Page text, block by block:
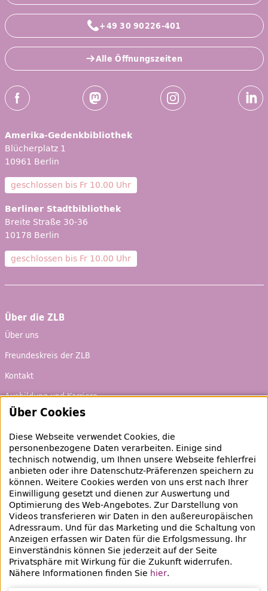
+49 30 90226-401
Alle Öffnungszeiten
Social-Media Kanäle der ZLB
Facebook Mastodon Instagram
Amerika-Gedenkbibliothek
Blücherplatz 1
10961 Berlin
geschlossen bis Fr 10.00 Uhr
Berliner Stadtbibliothek
Breite Straße 30-36
10178 Berlin
geschlossen bis Fr 10.00 Uhr
Über die ZLB
Über uns
Freundeskreis der ZLB
Kontakt
Ausbildung und Karriere
Ausleihen & Entdecken
Schaufenster
Empfehlungen
Bibliotheksausweis
Highlights
Veranstaltungen & Lernangebote
Veranstaltungsübersicht
Lern- und Beratungsangebote
Über Cookies
Diese Webseite verwendet Cookies, die
personenbezogene Daten verarbeiten. Einige sind
technisch notwendig, um Ihnen unsere Webseite fehlerfrei
anbieten oder ihre Datenschutz-Präferenzen speichern zu
können. Weitere Cookies werden von uns erst nach Ihrer
Einwilligung gesetzt und dienen zur Auswertung und
Optimierung desWeb-Angebotes. Zur Darstellung von
Videos transferieren wir Daten in den außereuropäischen
Adressraum. Und für das Marketing und die Schaltung von
Anzeigen erfassen wir Daten für die Erfolgsmessung. Ihr
Einverständnis können Sie jederzeit auf der Seite
Privatsphäre mit Wirkung für die Zukunft widerrufen.
Nähere Informationen finden Sie hier.